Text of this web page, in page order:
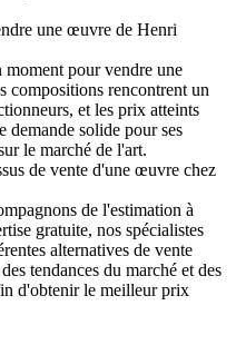
une œuvre de Henri
pour vendre une
compositions rencontrent un
et les prix atteints
demande solide pour ses
le marché de l'art.
de vente d'une œuvre chez
de l'estimation à
gratuite, nos spécialistes
alternatives de vente
tendances du marché et des
d'obtenir le meilleur prix